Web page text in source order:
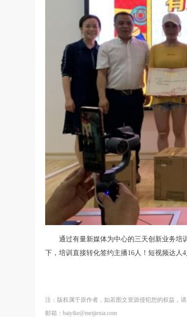
通过有量新媒体为中心的三天创新业务培
下，培训直接转化签约主播16人！短视频达人
注：版权属于原作者，如若图文资源侵犯您的权益，
邮箱：baiyike@meijiexia.com